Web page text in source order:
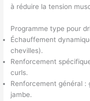
à réduire la tension
Programme type pour
Échauffement
chevilles).
Renforcement
curls.
Renforcement général
jambe.